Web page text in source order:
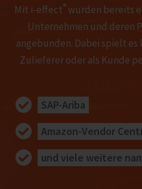
Mit i‑effect®wurden bereits
Unternehmen und deren
angebunden. Dabei spielt es
Zulieferer oder als Kunde
SAP-Ariba
Amazon-Vendor
und viele weitere